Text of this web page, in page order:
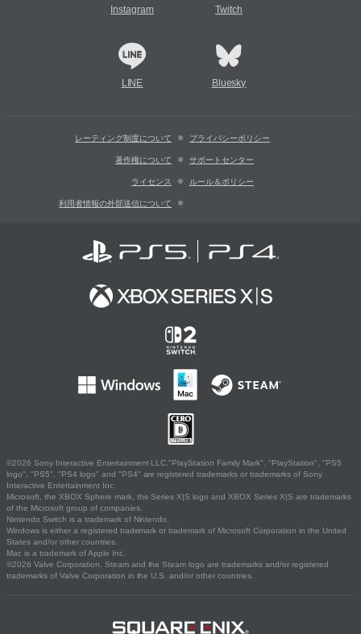
Instagram Twitch
LINE Bluesky
レーティング制度について プライバシーポリシー
著作権について サポートセンター
ライセンス ルール＆ポリシー
利用者情報の外部送信について
©2026 Sony Interactive Entertainment LLC."PlayStation Family Mark", "PlayStation", "PS5
logo", "PS5", "PS4 logo" and "PS4" are registered trademarks or trademarks of Sony
Interactive Entertainment Inc.
Microsoft, the XBOX Sphere mark, the Series X|S logo and XBOX Series X|S are trademarks
of the Microsoft group of companies.
Nintendo Switch is a trademark of Nintendo.
Windows is either a registered trademark or trademark of Microsoft Corporation in the United
States and/or other countries.
Mac is a trademark of Apple Inc.
©2026 Valve Corporation. Steam and the Steam logo are trademarks and/or registered
trademarks of Valve Corporation in the U.S. and/or other countries.